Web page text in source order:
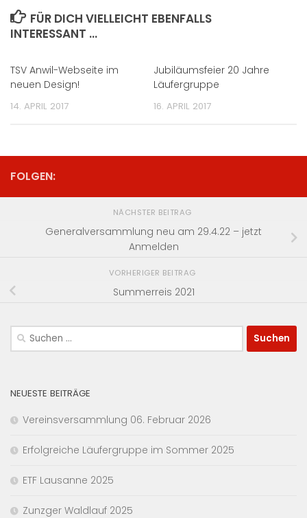
FÜR DICH VIELLEICHT EBENFALLS
INTERESSANT …
TSV Anwil-Webseite im
neuen Design!
14. APRIL 2017
Jubiläumsfeier 20 Jahre
Läufergruppe
16. APRIL 2017
FOLGEN:
NÄCHSTER BEITRAG
Generalversammlung neu am 29.4.22 – jetzt
Anmelden
VORHERIGER BEITRAG
Summerreis 2021
Suchen
nach:
NEUESTE BEITRÄGE
Vereinsversammlung 06. Februar 2026
Erfolgreiche Läufergruppe im Sommer 2025
ETF Lausanne 2025
Zunzger Waldlauf 2025